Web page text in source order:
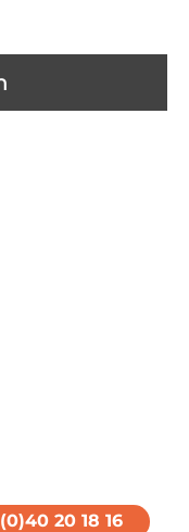
(0)40 20 18 16